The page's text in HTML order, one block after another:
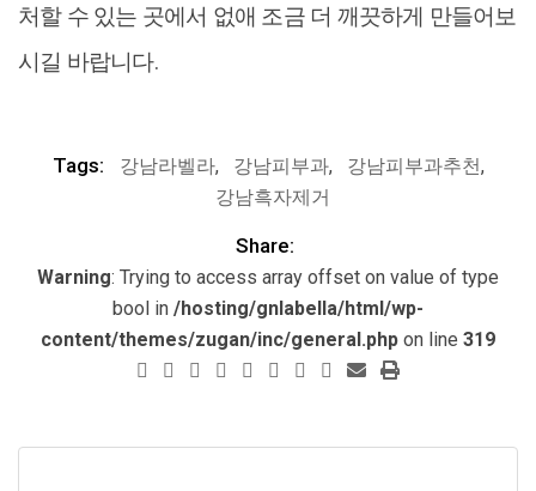
처할 수 있는 곳에서 없애 조금 더 깨끗하게 만들어보
시길 바랍니다.
Tags: 강남라벨라, 강남피부과, 강남피부과추천,
강남흑자제거
Share:
Warning: Trying to access array offset on value of type
bool in /hosting/gnlabella/html/wp-
content/themes/zugan/inc/general.php on line 319